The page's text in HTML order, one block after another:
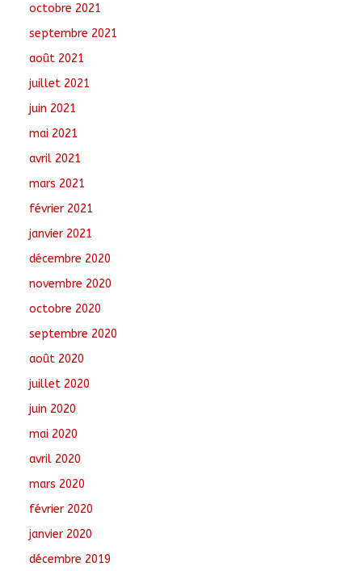
octobre 2021
septembre 2021
août 2021
juillet 2021
juin 2021
mai 2021
avril 2021
mars 2021
février 2021
janvier 2021
décembre 2020
novembre 2020
octobre 2020
septembre 2020
août 2020
juillet 2020
juin 2020
mai 2020
avril 2020
mars 2020
février 2020
janvier 2020
décembre 2019